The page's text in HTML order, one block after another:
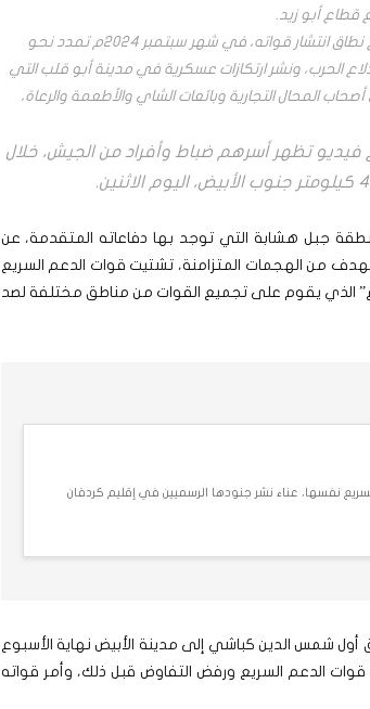
قطاع أبو زيد.
بدأ ماكن الصادق هو الآخر في جمع الثروة عبر الجبايات مع توسيع نطاق انتشار قواته، في شهر سبتمبر 2024م تمدد نحو
الحرب، ونشر ارتكازات عسكرية في مدينة أبو قلب التي
المحال التجارية وبائعات الشاي والأطعمة والرعاة،
تظهر أسرهم ضباط وأفراد من الجيش، خلال
جبل هشابة التي توجد بها دفاعاته المتقدمة، عن
من الهجمات المتزامنة، تشتيت قوات الدعم السريع
الذي يقوم على تجميع القوات من مناطق مختلفة لصد
الدعم السريع نفسها، عناء نشر جنودها الرسميين في إقليم كردفان
أول شمس الدين كباشي إلى مدينة الأبيض نهاية الأسبوع
قوات الدعم السريع ورفض التفاوض قبل ذلك، وأمر قواته